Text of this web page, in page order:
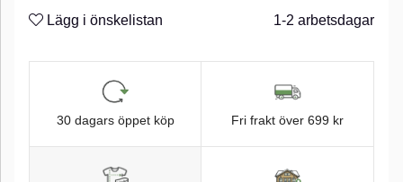
Lägg i önskelistan 1-2 arbetsdagar
30 dagars öppet köp Fri frakt över 699 kr